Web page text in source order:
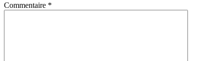
Commentaire *